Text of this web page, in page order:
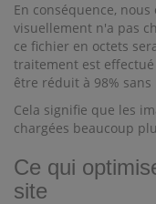
En conséquence,
visuellement n'a pas
ce fichier en octets
traitement est
être réduit à 98%
Cela signifie que les
chargées beaucoup
Ce qui
site